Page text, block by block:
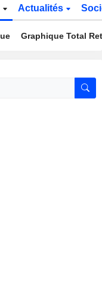
Actualités
Graphique Total